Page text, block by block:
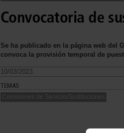
Convocatoria de
Se ha publicado en la página web del
convoca la provisión temporal de
10/03/2023.
TEMAS
Comisiones de Servicio/Sustituciones